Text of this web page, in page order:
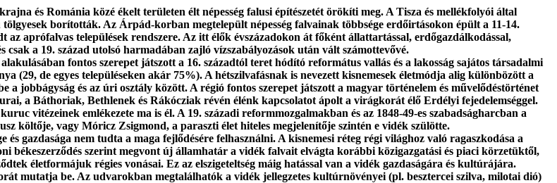
és Románia közé ékelt területen élt népesség falusi építészetét örökíti meg. A Tisza és mellékfolyói által
borították. Az Árpád-korban megtelepült népesség falvainak többsége erdőirtásokon épült a 11-14.
aprófalvas települések rendszere. Az itt élők évszázadokon át főként állattartással, erdőgazdálkodással,
a 19. század utolsó harmadában zajló vízszabályozások után vált számottevővé.
fontos szerepet játszott a 16. századtól teret hódító református vallás és a lakosság sajátos társadalmi
(29, de egyes településeken akár 75%). A hétszilvafásnak is nevezett kisnemesek életmódja alig különbözött a
jobbágyság és az úri osztály között. A régió fontos szerepet játszott a magyar történelem és művelődéstörténet
a Báthoriak, Bethlenek és Rákócziak révén élénk kapcsolatot ápolt a virágkorát élő Erdélyi fejedelemséggel.
vitézeinek emlékezete ma is él. A 19. századi reformmozgalmakban és az 1848-49-es szabadságharcban a
költője, vagy Móricz Zsigmond, a paraszti élet hiteles megjelenítője szintén e vidék szülötte.
gazdasága nem tudta a maga fejlődésére felhasználni. A kisnemesi réteg régi világhoz való ragaszkodása a
szerint megvont új államhatár a vidék falvait elvágta korábbi közigazgatási és piaci körzetüktől,
életformájuk régies vonásai. Ez az elszigeteltség máig hatással van a vidék gazdaságára és kultúrájára.
mutatja be. Az udvarokban megtalálhatók a vidék jellegzetes kultúrnövényei (pl. besztercei szilva, milotai dió)